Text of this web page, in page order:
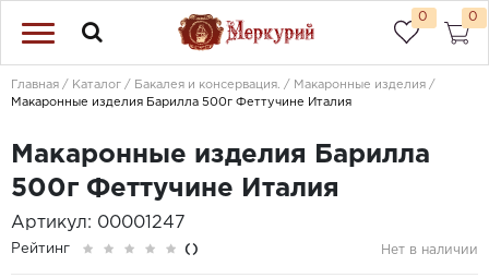
0 0
Главная Каталог Бакалея и консервация.
Макаронные изделия
Макаронные изделия Барилла 500г Феттучине Италия
Макаронные изделия Барилла
500г Феттучине Италия
Артикул: 00001247
Рейтинг () Нет в наличии